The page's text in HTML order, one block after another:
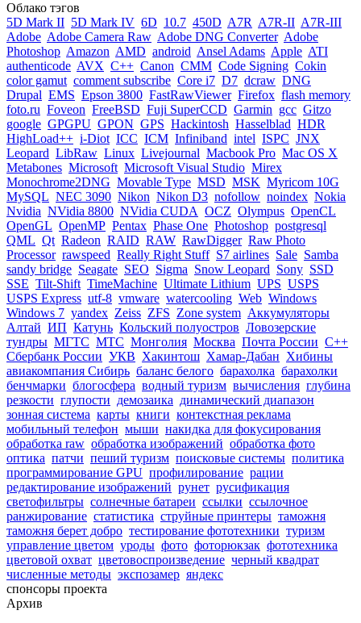
Облако тэгов
5D Mark II 5D Mark IV 6D 10.7 450D A7R A7R-II A7R-III
Adobe Adobe Camera Raw Adobe DNG Converter Adobe
Photoshop Amazon AMD android Ansel Adams Apple ATI
authenticode AVX C++ Canon CMM Code Signing Cokin
color gamut comment subscribe Core i7 D7 dcraw DNG
Drupal EMS Epson 3800 FastRawViewer Firefox flash memory
foto.ru Foveon FreeBSD Fuji SuperCCD Garmin gcc Gitzo
google GPGPU GPON GPS Hackintosh Hasselblad HDR
HighLoad++ i-Diot ICC ICM Infiniband intel ISPC JNX
Leopard LibRaw Linux Livejournal Macbook Pro Mac OS X
Metabones Microsoft Microsoft Visual Studio Mirex
Monochrome2DNG Movable Type MSD MSK Myricom 10G
MySQL NEC 3090 Nikon Nikon D3 nofollow noindex Nokia
Nvidia NVidia 8800 NVidia CUDA OCZ Olympus OpenCL
OpenGL OpenMP Pentax Phase One Photoshop postgresql
QML Qt Radeon RAID RAW RawDigger Raw Photo
Processor rawspeed Really Right Stuff S7 airlines Sale Samba
sandy bridge Seagate SEO Sigma Snow Leopard Sony SSD
SSE Tilt-Shift TimeMachine Ultimate Lithium UPS USPS
USPS Express utf-8 vmware watercooling Web Windows
Windows 7 yandex Zeiss ZFS Zone system Аккумуляторы
Алтай ИП Катунь Кольский полуостров Ловозерские
тундры МГТС МТС Монголия Москва Почта России С++
Сбербанк России УКВ Хакинтош Хамар-Дабан Хибины
авиакомпания Сибирь баланс белого барахолка барахолки
бенчмарки блогосфера водный туризм вычисления глубина
резкости глупости демозаика динамический диапазон
зонная система карты книги контекстная реклама
мобильный телефон мыши накидка для фокусирования
обработка raw обработка изображений обработка фото
оптика патчи пеший туризм поисковые системы политика
программирование GPU профилирование рации
редактирование изображений рунет русификация
светофильтры солнечные батареи ссылки ссылочное
ранжирование статистика струйные принтеры таможня
таможня берет добро тестирование фототехники туризм
управление цветом уроды фото фоторюкзак фототехника
цветовой охват цветовоспроизведение черный квадрат
численные методы экспозамер яндекс
спонсоры проекта
Архив